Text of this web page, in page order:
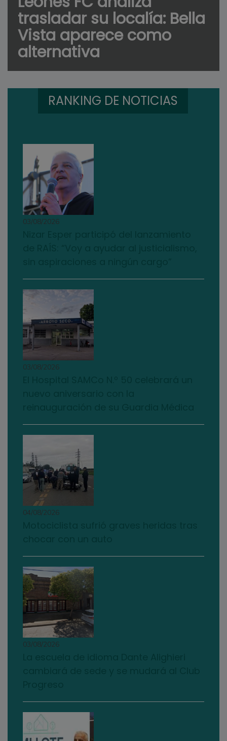
trasladar su localía: Bella
Vista aparece como
alternativa
RANKING DE NOTICIAS
03/08/2026
03/08/2026
04/08/2026
03/08/2026